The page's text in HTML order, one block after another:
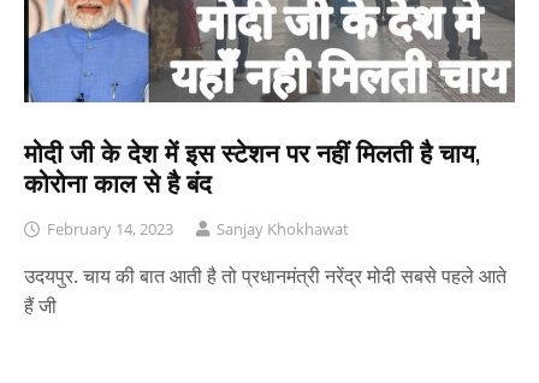
मोदी जी के देश में इस स्टेशन पर नहीं मिलती है चाय,
कोरोना काल से है बंद
February 14, 2023 Sanjay Khokhawat
उदयपुर. चाय की बात आती है तो प्रधानमंत्री नरेंद्र मोदी सबसे पहले आते
हैं जी